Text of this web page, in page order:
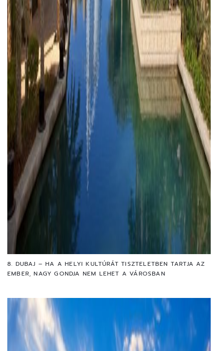
8. DUBAJ – HA A HELYI KULTÚRÁT TISZTELETBEN TARTJA AZ
EMBER, NAGY GONDJA NEM LEHET A VÁROSBAN